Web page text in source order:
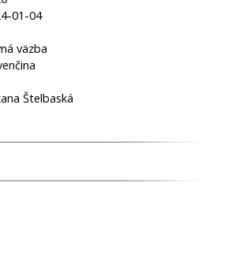
01-04
väzba
Štelbaská